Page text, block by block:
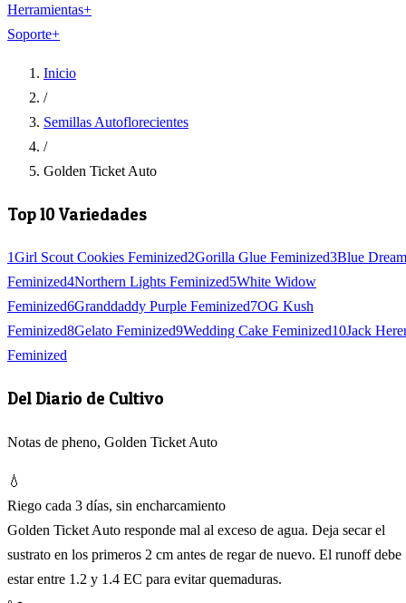
Herramientas+
Soporte+
Inicio
/
Semillas Autoflorecientes
/
Golden Ticket Auto
Top 10 Variedades
1Girl Scout Cookies Feminized2Gorilla Glue Feminized3Blue Dream
Feminized4Northern Lights Feminized5White Widow
Feminized6Granddaddy Purple Feminized7OG Kush
Feminized8Gelato Feminized9Wedding Cake Feminized10Jack
Feminized
Del Diario de Cultivo
Notas de pheno, Golden Ticket Auto
💧
Riego cada 3 días, sin encharcamiento
Golden Ticket Auto responde mal al exceso de agua. Deja secar el
sustrato en los primeros 2 cm antes de regar de nuevo. El runoff debe
estar entre 1.2 y 1.4 EC para evitar quemaduras.